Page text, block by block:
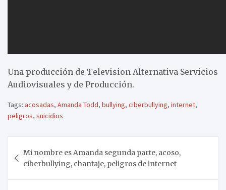
Una producción de Television Alternativa Servicios
Audiovisuales y de Producción.
Tags: acosadas, Amanda Todd, bullying, ciberbullying, internet,
peligros, suicidios
de
entradas
Mi nombre es Amanda segunda parte, acoso,
ciberbullying, chantaje, peligros de internet